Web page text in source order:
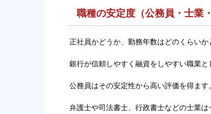
職種の安定度（公務員・士業
正社員かどうか、勤務年数はどのくらいか
銀行が信頼しやすく融資をしやすい職業と
公務員はその安定性から高い評価を得ます
弁護士や司法書士、行政書士などの士業